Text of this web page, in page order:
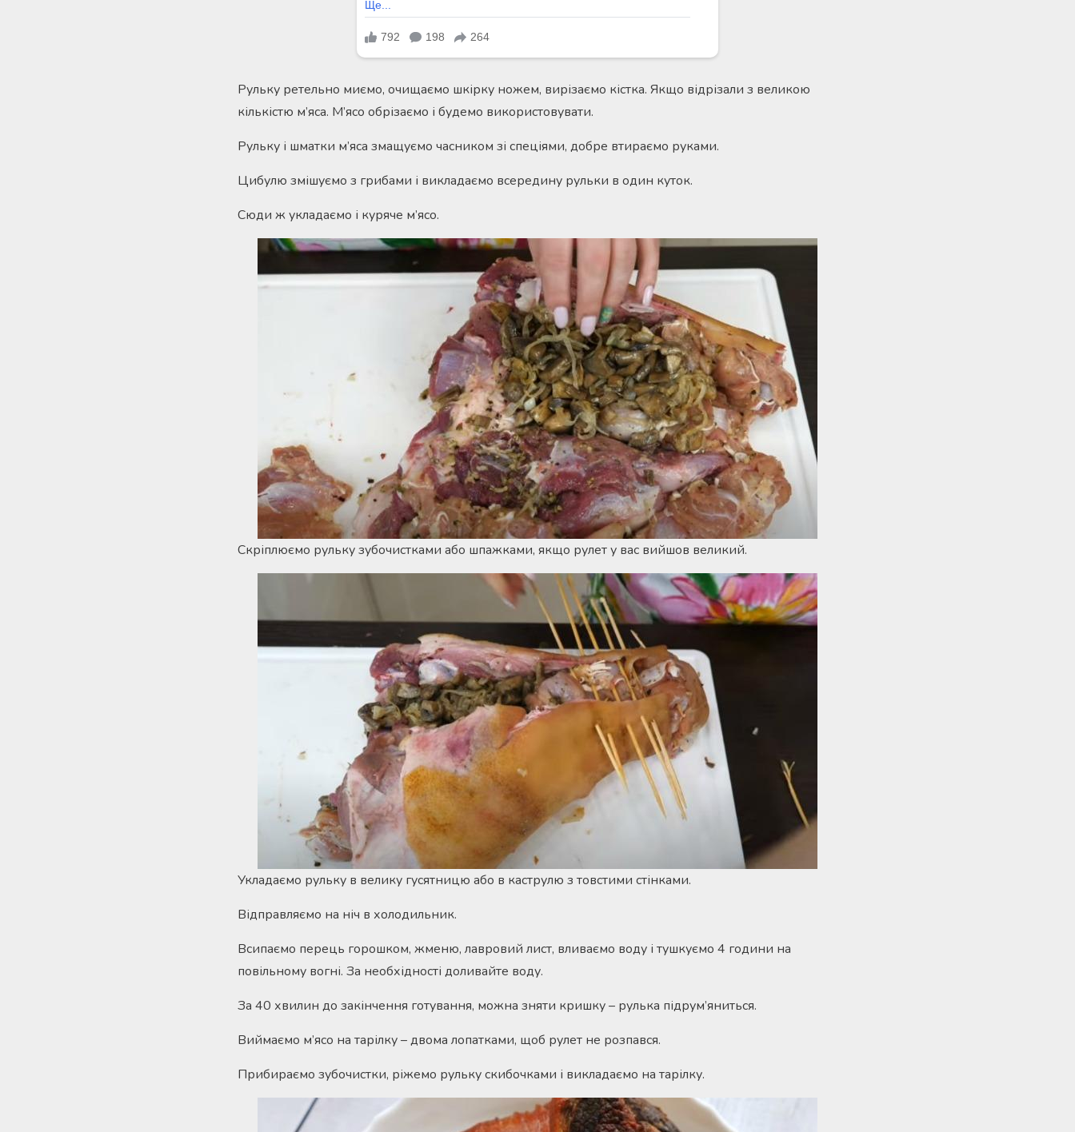
Рульку ретельно миємо, очищаємо шкірку ножем, вирізаємо кістка. Якщо відрізали з великою
кількістю м’яса. М’ясо обрізаємо і будемо використовувати.
Рульку і шматки м’яса змащуємо часником зі спеціями, добре втираємо руками.
Цибулю змішуємо з грибами і викладаємо всередину рульки в один куток.
Сюди ж укладаємо і куряче м’ясо.
Скріплюємо рульку зубочистками або шпажками, якщо рулет у вас вийшов великий.
Укладаємо рульку в велику гусятницю або в каструлю з товстими стінками.
Відправляємо на ніч в холодильник.
Всипаємо перець горошком, жменю, лавровий лист, вливаємо воду і тушкуємо 4 години на
повільному вогні. За необхідності доливайте воду.
За 40 хвилин до закінчення готування, можна зняти кришку – рулька підрум’яниться.
Виймаємо м’ясо на тарілку – двома лопатками, щоб рулет не розпався.
Прибираємо зубочистки, ріжемо рульку скибочками і викладаємо на тарілку.